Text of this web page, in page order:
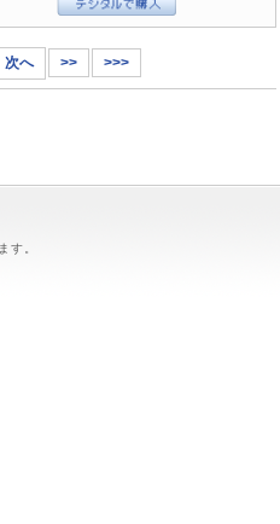
次へ >> >>>
す。